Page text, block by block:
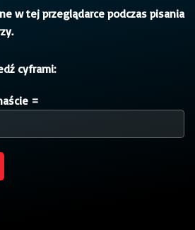
w tej przeglądarce podczas pisania
cyframi:
=